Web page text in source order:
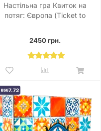
Настільна гра Квиток на
потяг: Європа (Ticket to
2450 грн.
7.72